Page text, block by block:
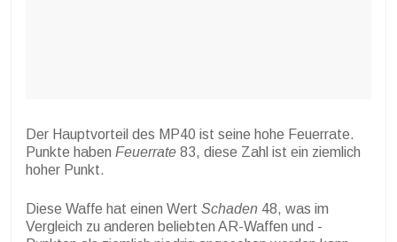
Der Hauptvorteil des MP40 ist seine hohe Feuerrate.
Punkte haben Feuerrate 83, diese Zahl ist ein ziemlich
hoher Punkt.
Diese Waffe hat einen Wert Schaden 48, was im
Vergleich zu anderen beliebten AR-Waffen und -